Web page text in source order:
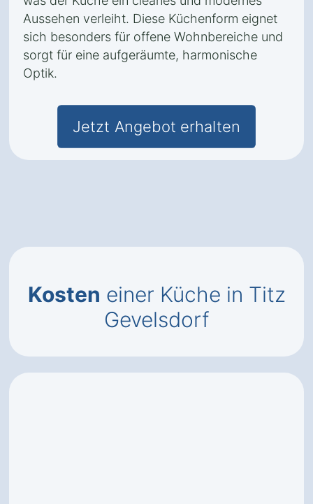
Aussehen verleiht. Diese Küchenform eignet
sich besonders für offene Wohnbereiche und
sorgt für eine aufgeräumte, harmonische
Optik.
Jetzt Angebot erhalten
Kosten einer Küche in Titz
Gevelsdorf